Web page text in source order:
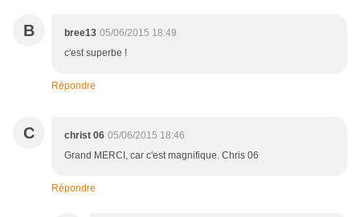
B bree13 05/06/2015 18:49
c'est superbe !
Répondre
C christ 06 05/06/2015 18:46
Grand MERCI, car c'est magnifique. Chris 06
Répondre